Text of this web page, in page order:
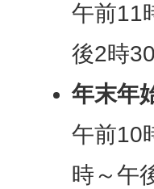
午前11
後2時
年末年
午前10
時～午